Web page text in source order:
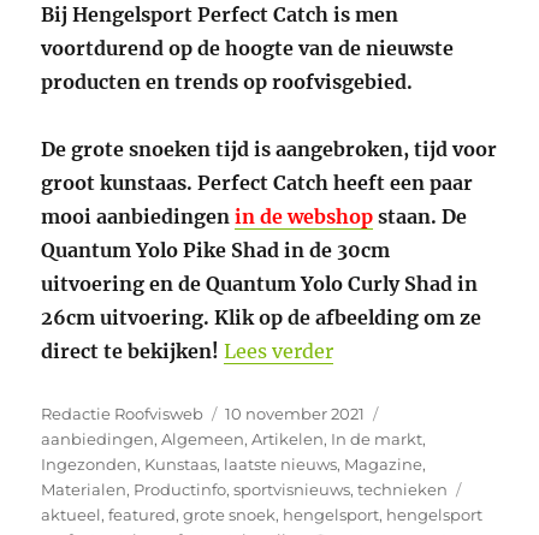
Bij Hengelsport Perfect Catch is men
voortdurend op de hoogte van de nieuwste
producten en trends op roofvisgebied.
De grote snoeken tijd is aangebroken, tijd voor
groot kunstaas. Perfect Catch heeft een paar
mooi aanbiedingenin de webshop staan. De
Quantum Yolo Pike Shad in de 30cm
uitvoering en de Quantum Yolo Curly Shad in
26cm uitvoering. Klik op de afbeelding om ze
direct te bekijken! Lees verder“De grote snoeken
Auteur
Redactie Roofvisweb
Geplaatst
op
10 november 2021
aanbiedingen,Algemeen,Artikelen, In de markt,
Ingezonden, Kunstaas, laatste nieuws, Magazine,
Materialen, Productinfo,sportvisnieuws,technieken
aktueel,featured,grote snoek, hengelsport, hengelsport